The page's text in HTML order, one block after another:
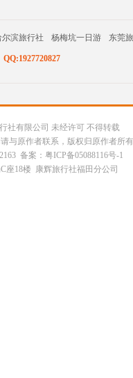
尔滨旅行社 杨梅坑一日游 东莞
社有限公司 未经许可 不得转载
与原作者联系，版权归原作者所
备案：粤ICP备05088116号-1
座18楼 康辉旅行社福田分公司